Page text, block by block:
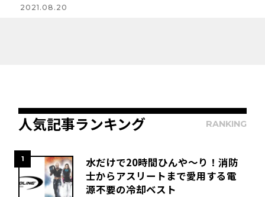
2021.08.20
人気記事ランキング RANKING
1
水だけで20時間ひんや～り！消防
士からアスリートまで愛用する電
源不要の冷却ベスト